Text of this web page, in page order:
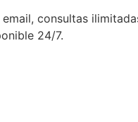
consultas
24/7.